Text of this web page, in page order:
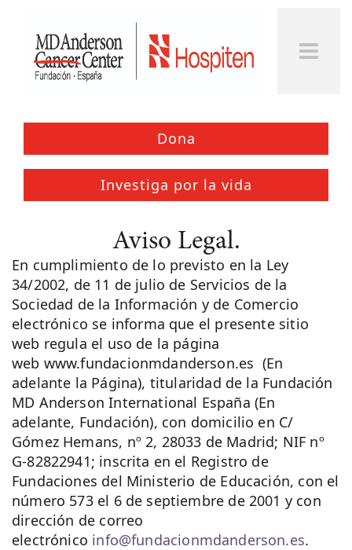
Dona
Investiga por la vida
Aviso Legal.
En cumplimiento de lo previsto en la Ley
34/2002, de 11 de julio de Servicios de la
Sociedad de la Información y de Comercio
electrónico se informa que el presente sitio
web regula el uso de la página
web www.fundacionmdanderson.es (En
adelante la Página), titularidad de la Fundación
MD Anderson International España (En
adelante, Fundación), con domicilio en C/
Gómez Hemans, nº 2, 28033 de Madrid; NIF nº
G-82822941; inscrita en el Registro de
Fundaciones del Ministerio de Educación, con el
número 573 el 6 de septiembre de 2001 y con
dirección de correo
electrónico info@fundacionmdanderson.es.